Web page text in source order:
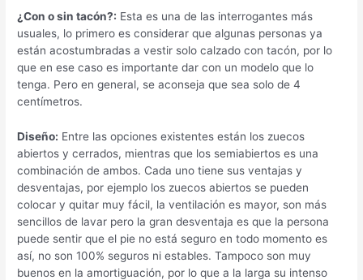
¿Con o sin tacón?: Esta es una de las interrogantes más
usuales, lo primero es considerar que algunas personas ya
están acostumbradas a vestir solo calzado con tacón, por lo
que en ese caso es importante dar con un modelo que lo
tenga. Pero en general, se aconseja que sea solo de 4
centímetros.
Diseño: Entre las opciones existentes están los zuecos
abiertos y cerrados, mientras que los semiabiertos es una
combinación de ambos. Cada uno tiene sus ventajas y
desventajas, por ejemplo los zuecos abiertos se pueden
colocar y quitar muy fácil, la ventilación es mayor, son más
sencillos de lavar pero la gran desventaja es que la persona
puede sentir que el pie no está seguro en todo momento es
así, no son 100% seguros ni estables. Tampoco son muy
buenos en la amortiguación, por lo que a la larga su intenso